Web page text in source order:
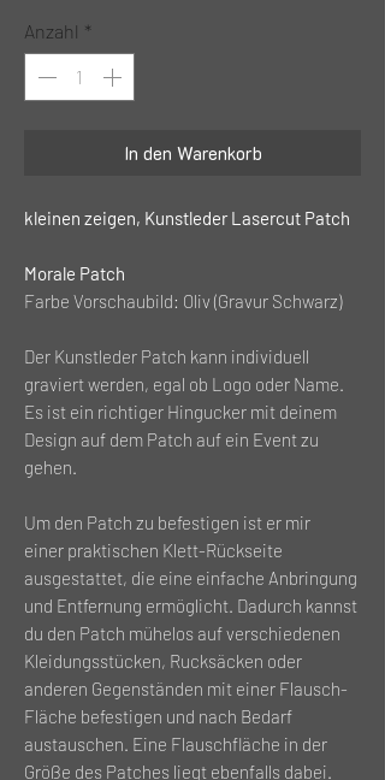
Anzahl *
In den Warenkorb
kleinen zeigen, Kunstleder Lasercut Patch
Morale Patch
Farbe Vorschaubild: Oliv (Gravur Schwarz)
Der Kunstleder Patch kann individuell
graviert werden, egal ob Logo oder Name.
Es ist ein richtiger Hingucker mit deinem
Design auf dem Patch auf ein Event zu
gehen.
Um den Patch zu befestigen ist er mir
einer praktischen Klett-Rückseite
ausgestattet, die eine einfache Anbringung
und Entfernung ermöglicht. Dadurch kannst
du den Patch mühelos auf verschiedenen
Kleidungsstücken, Rucksäcken oder
anderen Gegenständen mit einer Flausch-
Fläche befestigen und nach Bedarf
austauschen. Eine Flauschfläche in der
Größe des Patches liegt ebenfalls dabei.